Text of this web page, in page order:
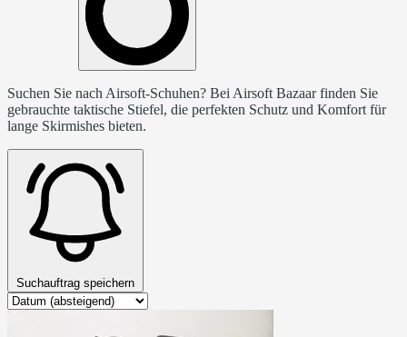
Suchen Sie nach Airsoft-Schuhen? Bei Airsoft Bazaar finden Sie
gebrauchte taktische Stiefel, die perfekten Schutz und Komfort für
lange Skirmishes bieten.
Suchauftrag speichern